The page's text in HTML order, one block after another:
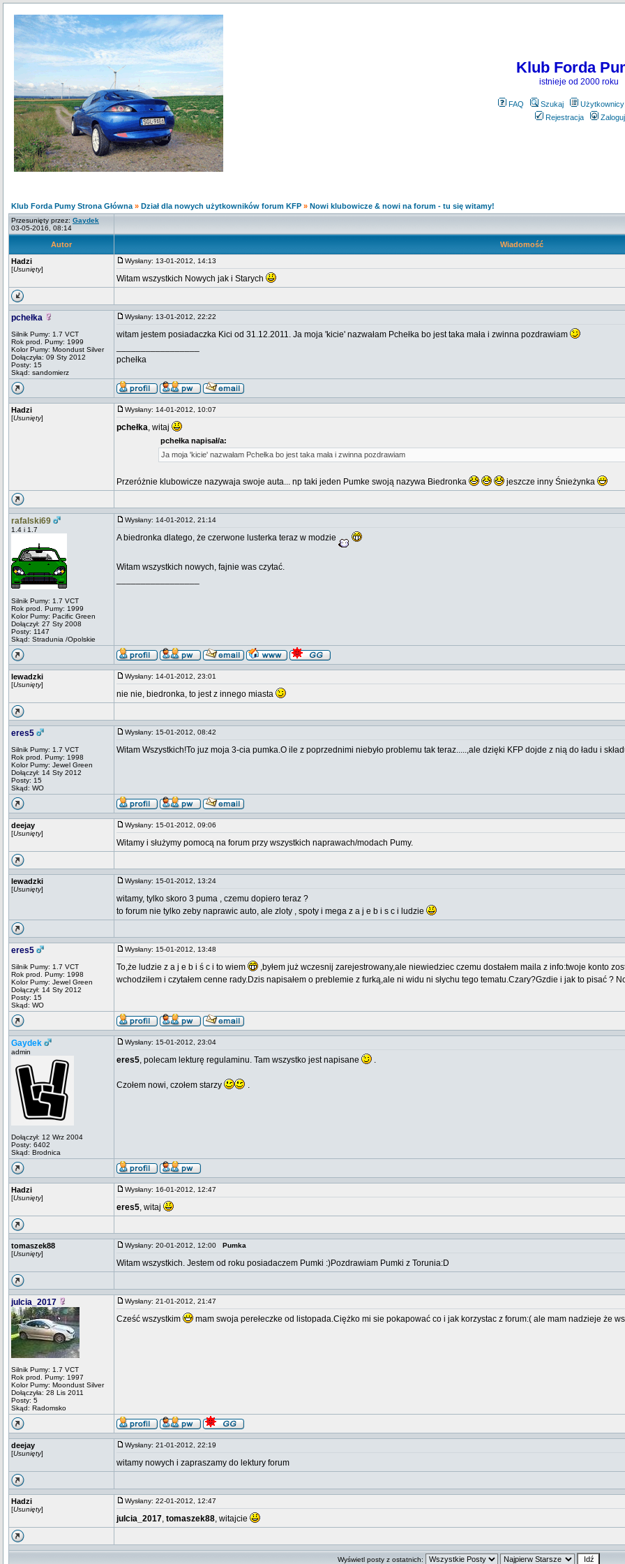
Klub Forda
istnieje od 2000 roku
FAQ Szukaj
Użytkownicy
Rejestracja
Zaloguj
Klub Forda Pumy Strona Główna » Dział dla nowych użytkowników forum KFP » Nowi klubowicze & nowi na forum - tu się witamy!
Przesunięty przez: Gaydek
03-05-2016, 08:14
Autor
Wiadomość
Hadzi
[Usunięty]
Wysłany: 13-01-2012, 14:13
Witam wszystkich Nowych jak i Starych
pchełka
Silnik Pumy: 1.7 VCT
Rok prod. Pumy: 1999
Kolor Pumy: Moondust Silver
Dołączyła: 09 Sty 2012
Posty: 15
Skąd: sandomierz
Wysłany: 13-01-2012, 22:22
witam jestem posiadaczka Kici od 31.12.2011. Ja moja 'kicie' nazwałam Pchełka bo jest taka mała i zwinna pozdrawiam
pchełka
Hadzi
[Usunięty]
Wysłany: 14-01-2012, 10:07
pchełka, witaj
pchełka napisał/a:
Ja moja 'kicie' nazwałam Pchełka bo jest taka mała i zwinna pozdrawiam
Przeróżnie klubowicze nazywaja swoje auta... np taki jeden Pumke swoją nazywa Biedronka jeszcze inny Śnieżynka
rafalski69
1.4 i 1.7
Silnik Pumy: 1.7 VCT
Rok prod. Pumy: 1999
Kolor Pumy: Pacific Green
Dołączył: 27 Sty 2008
Posty: 1147
Skąd: Stradunia /Opolskie
Wysłany: 14-01-2012, 21:14
A biedronka dlatego, że czerwone lusterka teraz w modzie
Witam wszystkich nowych, fajnie was czytać.
lewadzki
[Usunięty]
Wysłany: 14-01-2012, 23:01
nie nie, biedronka, to jest z innego miasta
eres5
Silnik Pumy: 1.7 VCT
Rok prod. Pumy: 1998
Kolor Pumy: Jewel Green
Dołączył: 14 Sty 2012
Posty: 15
Skąd: WO
Wysłany: 15-01-2012, 08:42
Witam Wszystkich!To juz moja 3-cia pumka.O ile z poprzednimi niebyło problemu tak teraz.....,ale dzięki KFP dojde z nią do ładu i
deejay
[Usunięty]
Wysłany: 15-01-2012, 09:06
Witamy i służymy pomocą na forum przy wszystkich naprawach/modach Pumy.
lewadzki
[Usunięty]
Wysłany: 15-01-2012, 13:24
witamy, tylko skoro 3 puma , czemu dopiero teraz ?
to forum nie tylko zeby naprawic auto, ale zloty , spoty i mega z a j e b i s c i ludzie
eres5
Silnik Pumy: 1.7 VCT
Rok prod. Pumy: 1998
Kolor Pumy: Jewel Green
Dołączył: 14 Sty 2012
Posty: 15
Skąd: WO
Wysłany: 15-01-2012, 13:48
To,że ludzie z a j e b i ś c i to wiem
,byłem już wczesnij zarejestrowany,ale niewiedziec czemu dostałem maila z info:twoje konto
wchodziłem i czytałem cenne rady.Dzis napisałem o preblemie z furką,ale ni widu ni słychu tego tematu.Czary?Gzdie i jak to pisać ?
Gaydek
admin
Dołączył: 12 Wrz 2004
Posty: 6402
Skąd: Brodnica
Wysłany: 15-01-2012, 23:04
eres5, polecam lekturę regulaminu. Tam wszystko jest napisane .
Czołem nowi, czołem starzy .
Hadzi
[Usunięty]
Wysłany: 16-01-2012, 12:47
eres5, witaj
tomaszek88
[Usunięty]
Wysłany: 20-01-2012, 12:00 Pumka
Witam wszystkich. Jestem od roku posiadaczem Pumki :)Pozdrawiam Pumki z Torunia:D
julcia_2017
Silnik Pumy: 1.7 VCT
Rok prod. Pumy: 1997
Kolor Pumy: Moondust Silver
Dołączyła: 28 Lis 2011
Posty: 5
Skąd: Radomsko
Wysłany: 21-01-2012, 21:47
Cześć wszystkim mam swoja perełeczke od listopada.Ciężko mi sie pokapować co i jak korzystac z forum:( ale mam nadzieje że
deejay
[Usunięty]
Wysłany: 21-01-2012, 22:19
witamy nowych i zapraszamy do lektury forum
Hadzi
[Usunięty]
Wysłany: 22-01-2012, 12:47
julcia_2017, tomaszek88, witajcie
Wyświetl posty z ostatnich: